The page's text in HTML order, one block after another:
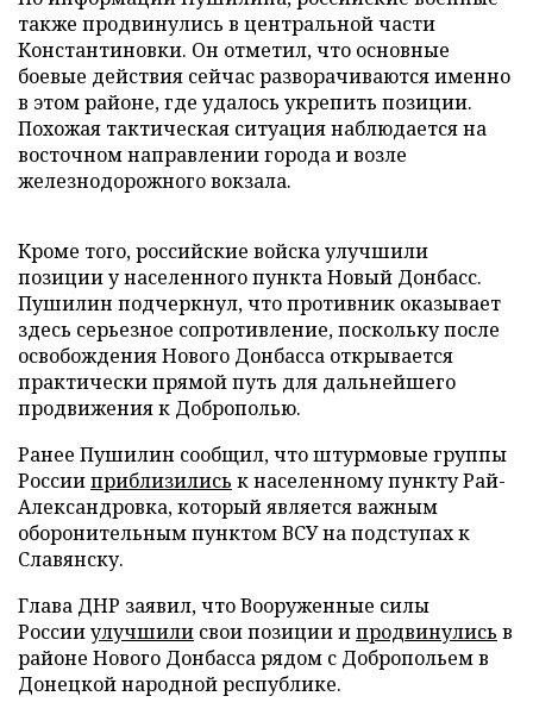
также продвинулись в центральной части
Константиновки. Он отметил, что основные
боевые действия сейчас разворачиваются именно
в этом районе, где удалось укрепить позиции.
Похожая тактическая ситуация наблюдается на
восточном направлении города и возле
железнодорожного вокзала.
Кроме того, российские войска улучшили
позиции у населенного пункта Новый Донбасс.
Пушилин подчеркнул, что противник оказывает
здесь серьезное сопротивление, поскольку после
освобождения Нового Донбасса открывается
практически прямой путь для дальнейшего
продвижения к Доброполью.
Ранее Пушилин сообщил, что штурмовые группы
Россииприблизились к населенному пункту Рай-
Александровка, который является важным
оборонительным пунктом ВСУ на подступах к
Славянску.
Глава ДНР заявил, что Вооруженные силы
Россииулучшили свои позиции ипродвинулись в
районе Нового Донбасса рядом с Добропольем в
Донецкой народной республике.